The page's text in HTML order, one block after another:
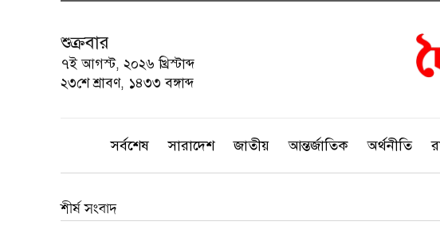
শুক্রবার
৭ই আগস্ট, ২০২৬ খ্রিস্টাব্দ
২৩শে শ্রাবণ, ১৪৩৩ বঙ্গাব্দ
সর্বশেষ সারাদেশ জাতীয় আন্তর্জাতিক অর্থনীতি
শীর্ষ সংবাদ